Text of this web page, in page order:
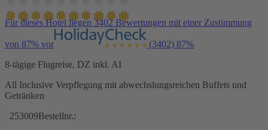
Für dieses Hotel liegen 3402 Bewertungen mit einer Zustimmung
von 87% vor (3402) 87%
8-tägige Flugreise, DZ inkl. AI
All Inclusive Verpflegung mit abwechslungsreichen Buffets und
Getränken
253009Bestellnr.: